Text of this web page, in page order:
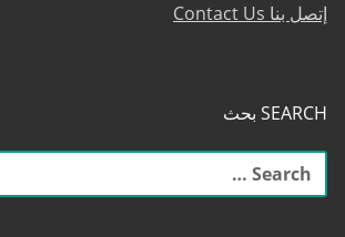
إتصل بنا Contact Us
SEARCH بحث
البحث
عن: